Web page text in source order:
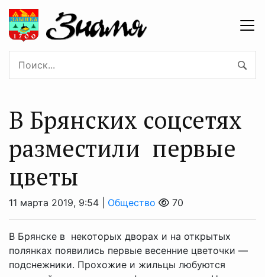
В Брянских соцсетях
разместили первые
цветы
11 марта 2019, 9:54 | Общество 70
В Брянске в некоторых дворах и на открытых
полянках появились первые весенние цветочки —
подснежники. Прохожие и жильцы любуются